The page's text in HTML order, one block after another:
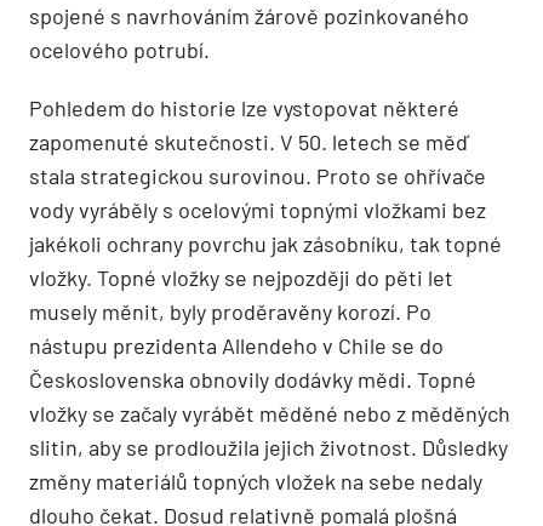
spojené s navrhováním žárově pozinkovaného
ocelového potrubí.
Pohledem do historie lze vystopovat některé
zapomenuté skutečnosti. V 50. letech se měď
stala strategickou surovinou. Proto se ohřívače
vody vyráběly s ocelovými topnými vložkami bez
jakékoli ochrany povrchu jak zásobníku, tak topné
vložky. Topné vložky se nejpozději do pěti let
musely měnit, byly proděravěny korozí. Po
nástupu prezidenta Allendeho v Chile se do
Československa obnovily dodávky mědi. Topné
vložky se začaly vyrábět měděné nebo z měděných
slitin, aby se prodloužila jejich životnost. Důsledky
změny materiálů topných vložek na sebe nedaly
dlouho čekat. Dosud relativně pomalá plošná